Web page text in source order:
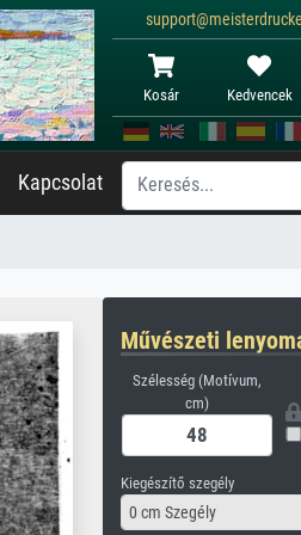
Kosár Kedvencek
Kapcsolat
Művészeti
Szélesség (Motívum,
cm)
Kiegészítő szegély
0 cm Szegély